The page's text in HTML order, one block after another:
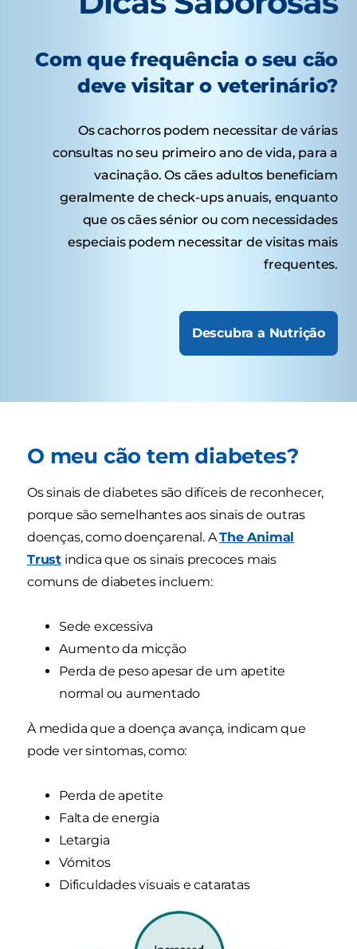
Com que frequência o seu cão
deve visitar o veterinário?
Os cachorros podem necessitar de várias
consultas no seu primeiro ano de vida, para a
vacinação. Os cães adultos beneficiam
geralmente de check-ups anuais, enquanto
que os cães sénior ou com necessidades
especiais podem necessitar de visitas mais
frequentes.
Descubra a Nutrição
O meu cão tem diabetes?
Os sinais de diabetes são difíceis de reconhecer,
porque são semelhantes aos sinais de outras
doenças, como doençarenal. AThe Animal
Trust indica que os sinais precoces mais
comuns de diabetes incluem:
Sede excessiva
Aumento da micção
Perda de peso apesar de um apetite
normal ou aumentado
À medida que a doença avança, indicam que
pode ver sintomas, como:
Perda de apetite
Falta de energia
Letargia
Vómitos
Dificuldades visuais e cataratas